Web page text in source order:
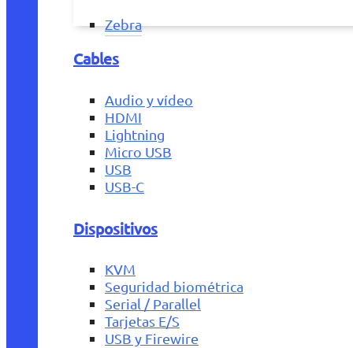
Zebra
Cables
Audio y vídeo
HDMI
Lightning
Micro USB
USB
USB-C
Dispositivos
KVM
Seguridad biométrica
Serial / Parallel
Tarjetas E/S
USB y Firewire